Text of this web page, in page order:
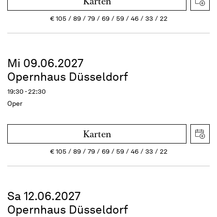
€105 89 79 69 59 46 33 22
Mi 09.06.2027
Opernhaus Düsseldorf
19:30 - 22:30
Oper
Karten
€105 89 79 69 59 46 33 22
Sa 12.06.2027
Opernhaus Düsseldorf